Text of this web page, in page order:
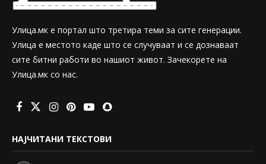
Улица.мк е портал што третира теми за сите генерации.
Улица е местото каде што се случуваат и се дознаваат
сите битни работи во нашиот живот. Зачекорете на
Улица.мк со нас.
НАЈЧИТАНИ ТЕКСТОВИ